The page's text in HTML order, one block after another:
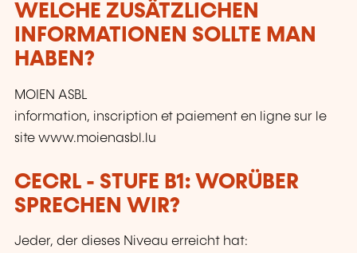
WELCHE ZUSÄTZLICHEN
INFORMATIONEN SOLLTE MAN
HABEN?
MOIEN ASBL
information, inscription et paiement en ligne sur le
site www.moienasbl.lu
CECRL - STUFE B1: WORÜBER
SPRECHEN WIR?
Jeder, der dieses Niveau erreicht hat: